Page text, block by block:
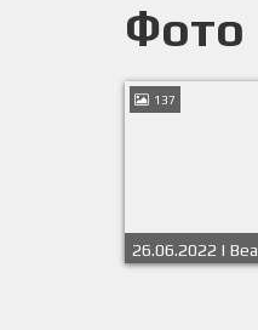
Фото
137
26.06.2022 |
Summer Cup